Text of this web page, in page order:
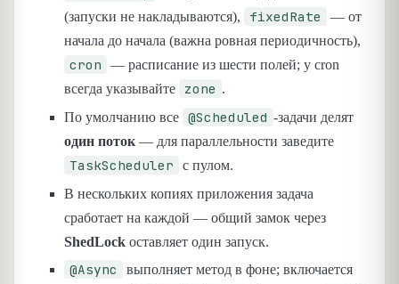
(запуски не накладываются),
fixedRate
— от
начала до начала (важна ровная периодичность),
cron
— расписание из шести полей; у cron
всегда указывайте
zone .
По умолчанию все @Scheduled -задачи делят
один поток — для параллельности заведите
TaskScheduler
с пулом.
В нескольких копиях приложения задача
сработает на каждой — общий замок через
ShedLock оставляет один запуск.
@Async
выполняет метод в фоне; включается